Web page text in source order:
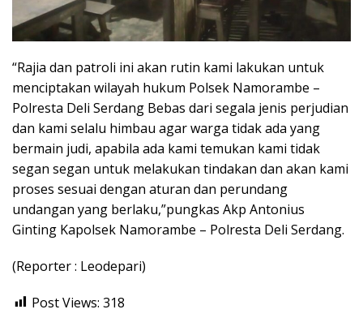
“Rajia dan patroli ini akan rutin kami lakukan untuk
menciptakan wilayah hukum Polsek Namorambe –
Polresta Deli Serdang Bebas dari segala jenis perjudian
dan kami selalu himbau agar warga tidak ada yang
bermain judi, apabila ada kami temukan kami tidak
segan segan untuk melakukan tindakan dan akan kami
proses sesuai dengan aturan dan perundang
undangan yang berlaku,”pungkas Akp Antonius
Ginting Kapolsek Namorambe – Polresta Deli Serdang.
(Reporter : Leodepari)
Post Views: 318